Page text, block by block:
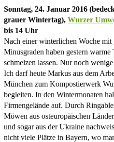
Sonntag, 24. Januar 2016
grauer Wintertag), Wurzer
bis 14 Uhr
Nach einer winterlichen Woche mit
Minusgraden haben gestern warme
schmelzen lassen. Nur noch
Ich darf heute Markus aus dem
München zum Kompostierwerk
begleiten. In den Wintermonaten
Firmengelände auf. Durch
Möwen aus osteuropäischen
und sogar aus der Ukraine
nicht viele Plätze in Bayern, wo